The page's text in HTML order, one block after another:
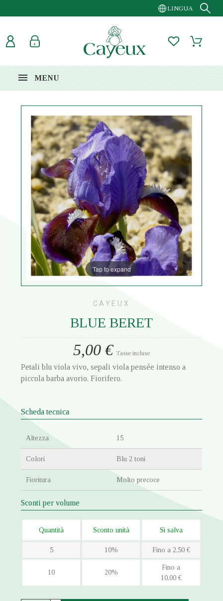
LINGUA
MENU
Tap to expand
CAYEUX
BLUE BERET
5,00 € Tasse incluse
Petali blu viola vivo, sepali viola pensée intenso a
piccola barba avorio. Fiorifero.
Scheda tecnica
Altezza 15
Colori Blu 2 toni
Fioritura Molto precoce
Sconti per volume
Quantità Sconto unità Si salva
5 10% Fino a 2,50 €
10 20%
Fino a
10,00 €